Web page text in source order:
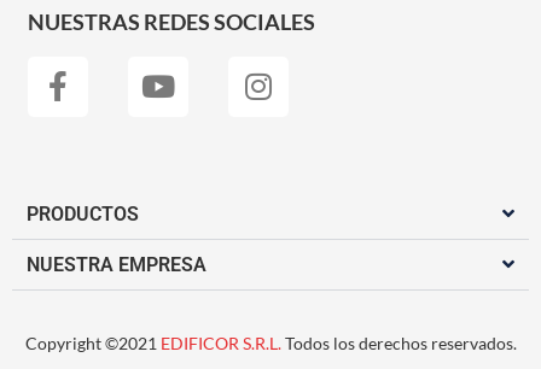
NUESTRAS REDES SOCIALES
PRODUCTOS
NUESTRA EMPRESA
Copyright ©2021 EDIFICOR S.R.L.Todos los derechos reservados.